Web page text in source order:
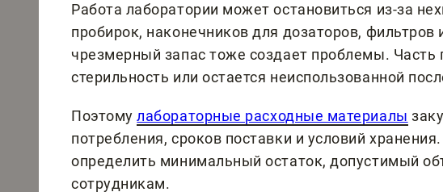
Работа лаборатории может остановиться из-за
пробирок, наконечников для дозаторов, фильтров
чрезмерный запас тоже создает проблемы. Часть
стерильность или остается неиспользованной
Поэтомулабораторные расходные материалы
потребления, сроков поставки и условий
определить минимальный остаток, допустимый
сотрудникам.